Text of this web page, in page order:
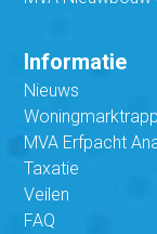
Informatie
Nieuws
MVA Erfpacht
Taxatie
Veilen
FAQ